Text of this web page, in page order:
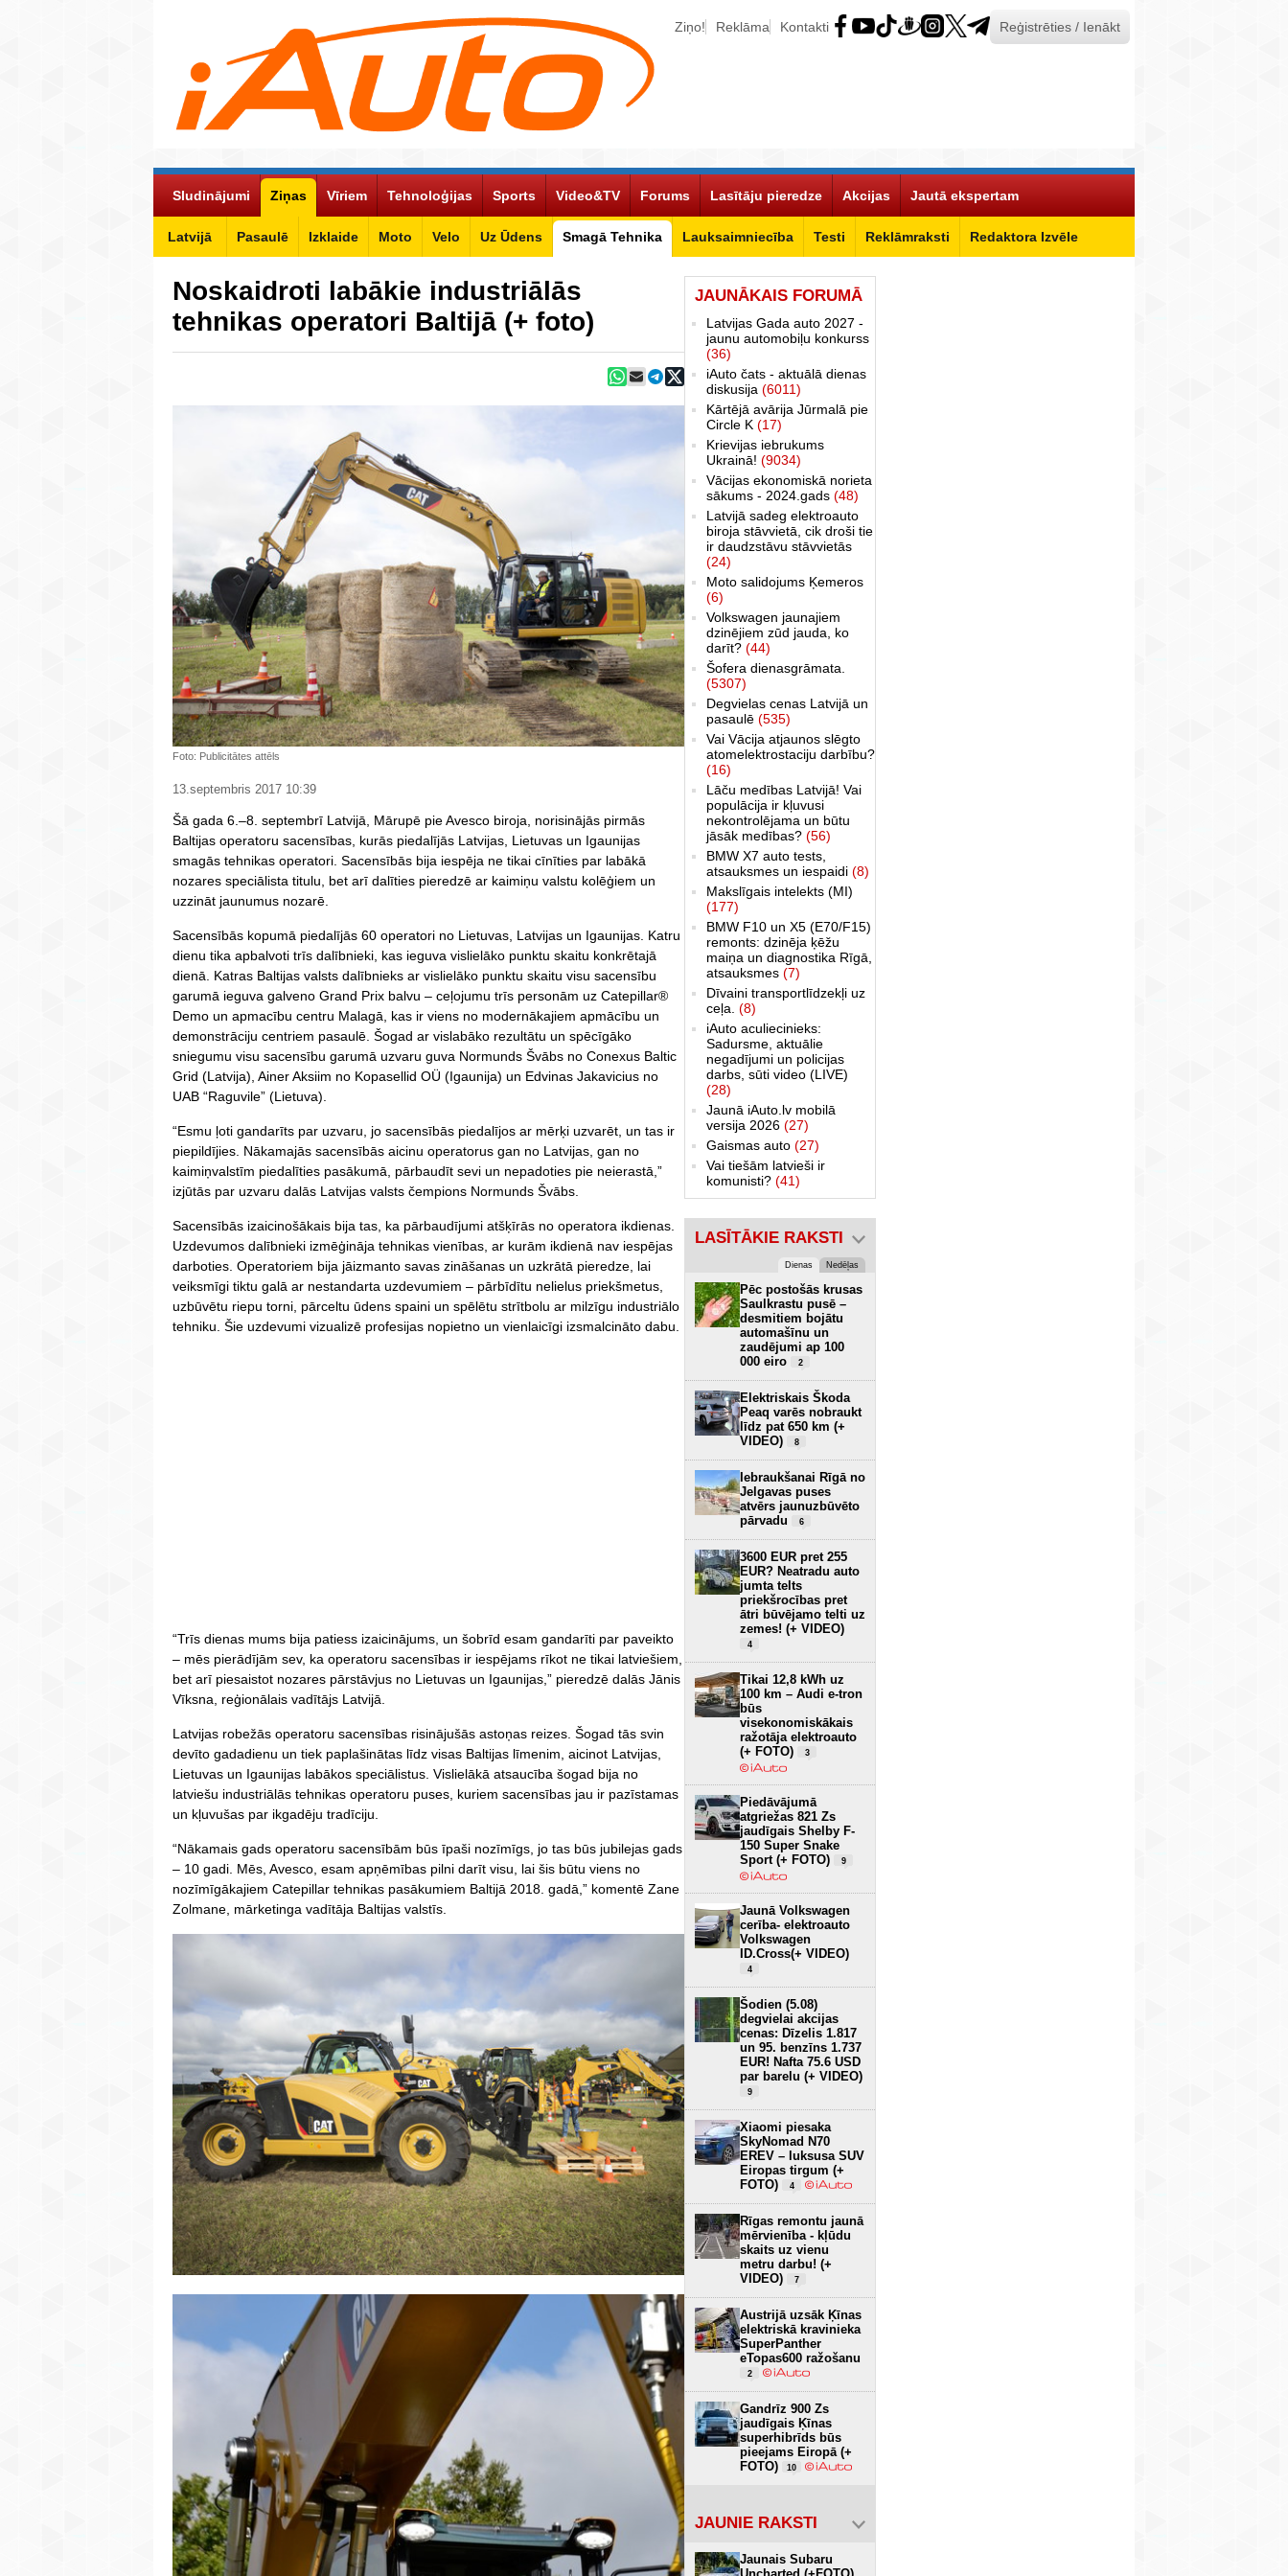
Ziņo! Reklāma Kontakti Reģistrēties / Ienākt
Sludinājumi Ziņas
Latvijā Pasaulē Izklaide Moto Velo Uz Ūdens Smagā Tehnika Lauksaimniecība Testi Reklāmraksti Redaktora Izvēle
Vīriem Tehnoloģijas Sports Video&TV Forums Lasītāju pieredze Akcijas Jautā ekspertam
Noskaidroti labākie industriālās
tehnikas operatori Baltijā (+ foto)
Foto: Publicitātes attēls
13.septembris 2017 10:39
Šā gada 6.–8. septembrī Latvijā, Mārupē pie Avesco biroja, norisinājās pirmās
Baltijas operatoru sacensības, kurās piedalījās Latvijas, Lietuvas un Igaunijas
smagās tehnikas operatori. Sacensībās bija iespēja ne tikai cīnīties par labākā
nozares speciālista titulu, bet arī dalīties pieredzē ar kaimiņu valstu kolēģiem un
uzzināt jaunumus nozarē.
Sacensībās kopumā piedalījās 60 operatori no Lietuvas, Latvijas un Igaunijas. Katru
dienu tika apbalvoti trīs dalībnieki, kas ieguva vislielāko punktu skaitu konkrētajā
dienā. Katras Baltijas valsts dalībnieks ar vislielāko punktu skaitu visu sacensību
garumā ieguva galveno Grand Prix balvu – ceļojumu trīs personām uz Catepillar®
Demo un apmacību centru Malagā, kas ir viens no modernākajiem apmācību un
demonstrāciju centriem pasaulē. Šogad ar vislabāko rezultātu un spēcīgāko
sniegumu visu sacensību garumā uzvaru guva Normunds Švābs no Conexus Baltic
Grid (Latvija), Ainer Aksiim no Kopasellid OÜ (Igaunija) un Edvinas Jakavicius no
UAB “Raguvile” (Lietuva).
“Esmu ļoti gandarīts par uzvaru, jo sacensībās piedalījos ar mērķi uzvarēt, un tas ir
piepildījies. Nākamajās sacensībās aicinu operatorus gan no Latvijas, gan no
kaimiņvalstīm piedalīties pasākumā, pārbaudīt sevi un nepadoties pie neierastā,”
izjūtās par uzvaru dalās Latvijas valsts čempions Normunds Švābs.
Sacensībās izaicinošākais bija tas, ka pārbaudījumi atšķīrās no operatora ikdienas.
Uzdevumos dalībnieki izmēģināja tehnikas vienības, ar kurām ikdienā nav iespējas
darboties. Operatoriem bija jāizmanto savas zināšanas un uzkrātā pieredze, lai
veiksmīgi tiktu galā ar nestandarta uzdevumiem – pārbīdītu nelielus priekšmetus,
uzbūvētu riepu torni, pārceltu ūdens spaini un spēlētu strītbolu ar milzīgu industriālo
tehniku. Šie uzdevumi vizualizē profesijas nopietno un vienlaicīgi izsmalcināto dabu.
“Trīs dienas mums bija patiess izaicinājums, un šobrīd esam gandarīti par paveikto
– mēs pierādījām sev, ka operatoru sacensības ir iespējams rīkot ne tikai latviešiem,
bet arī piesaistot nozares pārstāvjus no Lietuvas un Igaunijas,” pieredzē dalās Jānis
Vīksna, reģionālais vadītājs Latvijā.
Latvijas robežās operatoru sacensības risinājušās astoņas reizes. Šogad tās svin
devīto gadadienu un tiek paplašinātas līdz visas Baltijas līmenim, aicinot Latvijas,
Lietuvas un Igaunijas labākos speciālistus. Vislielākā atsaucība šogad bija no
latviešu industriālās tehnikas operatoru puses, kuriem sacensības jau ir pazīstamas
un kļuvušas par ikgadēju tradīciju.
“Nākamais gads operatoru sacensībām būs īpaši nozīmīgs, jo tas būs jubilejas gads
– 10 gadi. Mēs, Avesco, esam apņēmības pilni darīt visu, lai šis būtu viens no
nozīmīgākajiem Catepillar tehnikas pasākumiem Baltijā 2018. gadā,” komentē Zane
Zolmane, mārketinga vadītāja Baltijas valstīs.
JAUNĀKAIS FORUMĀ
Latvijas Gada auto 2027 -
jaunu automobiļu konkurss
(36)
iAuto čats - aktuālā dienas
diskusija (6011)
Kārtējā avārija Jūrmalā pie
Circle K (17)
Krievijas iebrukums
Ukrainā! (9034)
Vācijas ekonomiskā norieta
sākums - 2024.gads (48)
Latvijā sadeg elektroauto
biroja stāvvietā, cik droši tie
ir daudzstāvu stāvvietās
(24)
Moto salidojums Ķemeros
(6)
Volkswagen jaunajiem
dzinējiem zūd jauda, ko
darīt? (44)
Šofera dienasgrāmata.
(5307)
Degvielas cenas Latvijā un
pasaulē (535)
Vai Vācija atjaunos slēgto
atomelektrostaciju darbību?
(16)
Lāču medības Latvijā! Vai
populācija ir kļuvusi
nekontrolējama un būtu
jāsāk medības? (56)
BMW X7 auto tests,
atsauksmes un iespaidi (8)
Makslīgais intelekts (MI)
(177)
BMW F10 un X5 (E70/F15)
remonts: dzinēja ķēžu
maiņa un diagnostika Rīgā,
atsauksmes (7)
Dīvaini transportlīdzekļi uz
ceļa. (8)
iAuto aculiecinieks:
Sadursme, aktuālie
negadījumi un policijas
darbs, sūti video (LIVE)
(28)
Jaunā iAuto.lv mobilā
versija 2026 (27)
Gaismas auto (27)
Vai tiešām latvieši ir
komunisti? (41)
LASĪTĀKIE RAKSTI
Dienas Nedēļas
Pēc postošās krusas
Saulkrastu pusē –
desmitiem bojātu
automašīnu un
zaudējumi ap 100
000 eiro
2
Elektriskais Škoda
Peaq varēs nobraukt
līdz pat 650 km (+
VIDEO)
8
Iebraukšanai Rīgā no
Jelgavas puses
atvērs jaunuzbūvēto
pārvadu
6
3600 EUR pret 255
EUR? Neatradu auto
jumta telts
priekšrocības pret
ātri būvējamo telti uz
zemes! (+ VIDEO)
4
Tikai 12,8 kWh uz
100 km – Audi e-tron
būs
visekonomiskākais
ražotāja elektroauto
(+ FOTO)
3
Piedāvājumā
atgriežas 821 Zs
jaudīgais Shelby F-
150 Super Snake
Sport (+ FOTO)
9
Jaunā Volkswagen
cerība- elektroauto
Volkswagen
ID.Cross(+ VIDEO)
4
Šodien (5.08)
degvielai akcijas
cenas: Dīzelis 1.817
un 95. benzīns 1.737
EUR! Nafta 75.6 USD
par barelu (+ VIDEO)
9
Xiaomi piesaka
SkyNomad N70
EREV – luksusa SUV
Eiropas tirgum (+
FOTO)
4
Rīgas remontu jaunā
mērvienība - kļūdu
skaits uz vienu
metru darbu! (+
VIDEO)
7
Austrijā uzsāk Ķīnas
elektriskā kravinieka
SuperPanther
eTopas600 ražošanu
2
Gandrīz 900 Zs
jaudīgais Ķīnas
superhibrīds būs
pieejams Eiropā (+
FOTO)
10
JAUNIE RAKSTI
Jaunais Subaru